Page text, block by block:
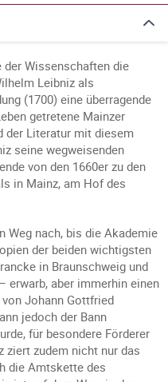
der Wissenschaften die
Leibniz als
(1700) eine überragende
getretene Mainzer
der Literatur mit diesem
seine wegweisenden
von den 1660er zu den
in Mainz, am Hof des
Weg nach, bis die Akademie
der beiden wichtigsten
in Braunschweig und
erwarb, aber immerhin einen
Johann Gottfried
jedoch der Bann
für besondere Förderer
ziert zudem nicht nur das
die Amtskette des